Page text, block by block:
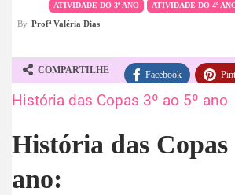
ATIVIDADE DO 3º ANO ATIVIDADE DO 4º
By Profª Valéria Dias
COMPARTILHE Facebook
Telegram
História das Copas 3º ao 5º ano
História das Copas
ano: